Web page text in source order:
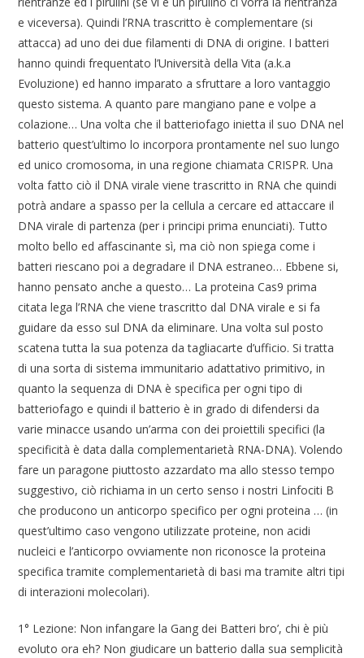
e viceversa). Quindi l’RNA trascritto è complementare (si
attacca) ad uno dei due filamenti di DNA di origine. I batteri
hanno quindi frequentato l’Università della Vita (a.k.a
Evoluzione) ed hanno imparato a sfruttare a loro vantaggio
questo sistema. A quanto pare mangiano pane e volpe a
colazione… Una volta che il batteriofago inietta il suo DNA nel
batterio quest’ultimo lo incorpora prontamente nel suo lungo
ed unico cromosoma, in una regione chiamata CRISPR. Una
volta fatto ciò il DNA virale viene trascritto in RNA che quindi
potrà andare a spasso per la cellula a cercare ed attaccare il
DNA virale di partenza (per i principi prima enunciati). Tutto
molto bello ed affascinante sì, ma ciò non spiega come i
batteri riescano poi a degradare il DNA estraneo… Ebbene si,
hanno pensato anche a questo… La proteina Cas9 prima
citata lega l’RNA che viene trascritto dal DNA virale e si fa
guidare da esso sul DNA da eliminare. Una volta sul posto
scatena tutta la sua potenza da tagliacarte d’ufficio. Si tratta
di una sorta di sistema immunitario adattativo primitivo, in
quanto la sequenza di DNA è specifica per ogni tipo di
batteriofago e quindi il batterio è in grado di difendersi da
varie minacce usando un’arma con dei proiettili specifici (la
specificità è data dalla complementarietà RNA-DNA). Volendo
fare un paragone piuttosto azzardato ma allo stesso tempo
suggestivo, ciò richiama in un certo senso i nostri Linfociti B
che producono un anticorpo specifico per ogni proteina … (in
quest’ultimo caso vengono utilizzate proteine, non acidi
nucleici e l’anticorpo ovviamente non riconosce la proteina
specifica tramite complementarietà di basi ma tramite altri tipi
di interazioni molecolari).
1° Lezione: Non infangare la Gang dei Batteri bro’, chi è più
evoluto ora eh? Non giudicare un batterio dalla sua semplicità